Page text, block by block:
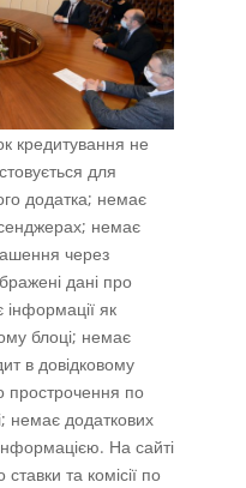
кредитування не
для
додатка; немає
немає
через
дані про
як
блоці; немає
в довідковому
прострочення по
немає додаткових
На сайті
та комісії по